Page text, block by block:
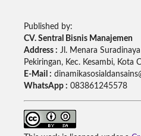
Published by:
CV. Sentral Bisnis Manajemen
Address : Jl. Menara
Pekiringan, Kec. Kesambi, Kota
E-Mail :
WhatsApp : 083861245578